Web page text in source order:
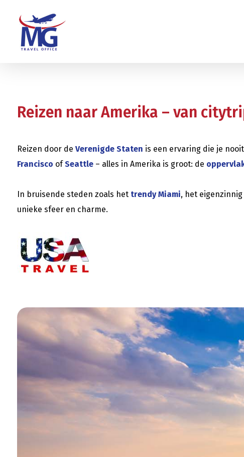
Reizen naar Amerika – van
Reizen door de Verenigde Staten is een ervaring die je
Francisco ofSeattle – alles in Amerika is groot: de
In bruisende steden zoals het trendy Miami, het eigenzinnig
unieke sfeer en charme.